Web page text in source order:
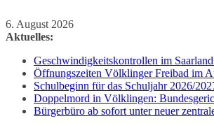
Zum
Inhalt
6. August 2026
Aktuelles:
Geschwindigkeitskontrollen im
Öffnungszeiten Völklinger Freibad im
Schulbeginn für das Schuljahr 2026/
Doppelmord in Völklingen:
Bürgerbüro ab sofort unter neuer